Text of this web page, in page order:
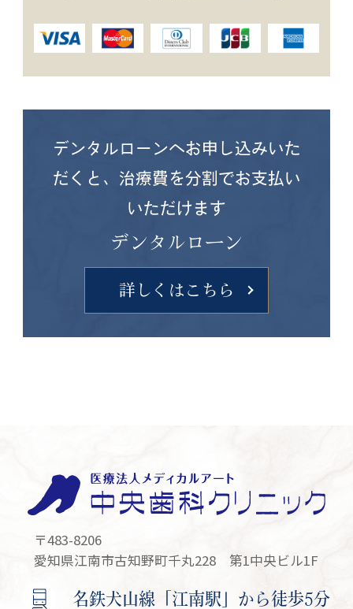
デンタルローンへお申し込みいた
だくと、 治療費を分割でお支払い
いただけます
デンタルローン
詳しくはこちら
〒483-8206
愛知県江南市古知野町千丸228 第1中央ビル1F
名鉄犬山線「江南駅」から徒歩5分